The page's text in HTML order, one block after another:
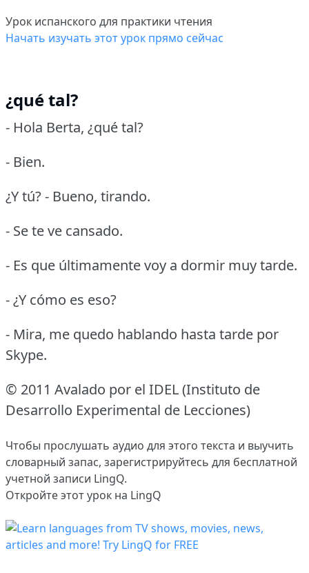
Урок испанского для практики чтения
Начать изучать этот урок прямо сейчас
¿qué tal?
- Hola Berta, ¿qué tal?
- Bien.
¿Y tú?- Bueno, tirando.
- Se te ve cansado.
- Es que últimamente voy a dormir muy tarde.
- ¿Y cómo es eso?
- Mira, me quedo hablando hasta tarde por
Skype.
© 2011 Avalado por el IDEL (Instituto de
Desarrollo Experimental de Lecciones)
Чтобы прослушать аудио для этого текста и выучить
словарный запас, зарегистрируйтесь для бесплатной
учетной записи LingQ.
Откройте этот урок на LingQ